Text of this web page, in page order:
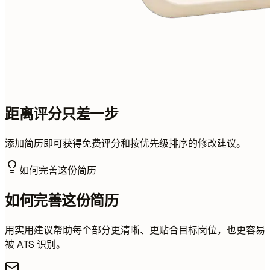
距离评分只差一步
添加简历即可获得免费评分和按优先级排序的修改建议。
如何完善这份简历
如何完善这份简历
用实用建议帮助每个部分更清晰、更贴合目标岗位，也更容易
被 ATS 识别。